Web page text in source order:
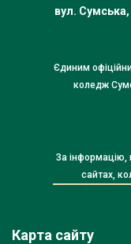
вул.
Єдиним
коледж
За інформацію,
сайтах,
Карта сайту